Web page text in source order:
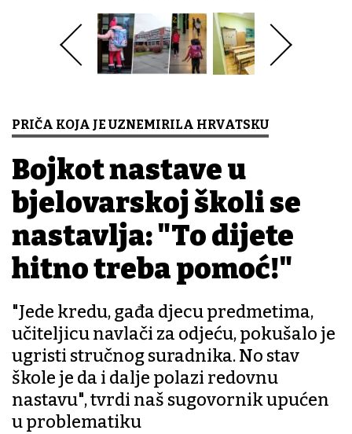
PRIČA KOJA JE UZNEMIRILA HRVATSKU
Bojkot nastave u
bjelovarskoj školi se
nastavlja: "To dijete
hitno treba pomoć!"
"Jede kredu, gađa djecu predmetima,
učiteljicu navlači za odjeću, pokušalo je
ugristi stručnog suradnika. No stav
škole je da i dalje polazi redovnu
nastavu", tvrdi naš sugovornik upućen
u problematiku